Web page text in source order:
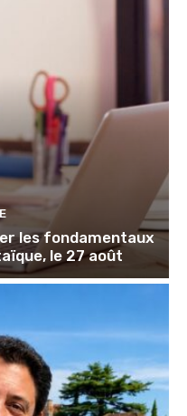
les fondamentaux
le 27 août